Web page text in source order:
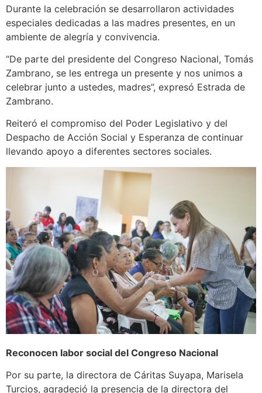
Durante la celebración se desarrollaron actividades
especiales dedicadas a las madres presentes, en un
ambiente de alegría y convivencia.
“De parte del presidente del Congreso Nacional, Tomás
Zambrano, se les entrega un presente y nos unimos a
celebrar junto a ustedes, madres”, expresó Estrada de
Zambrano.
Reiteró el compromiso del Poder Legislativo y del
Despacho de Acción Social y Esperanza de continuar
llevando apoyo a diferentes sectores sociales.
Reconocen labor social del Congreso Nacional
Por su parte, la directora de Cáritas Suyapa, Marisela
Turcios, agradeció la presencia de la directora del